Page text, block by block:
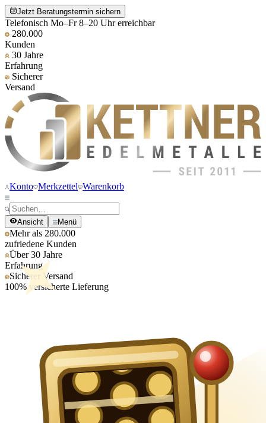
Jetzt Beratungstermin sichern
Telefonisch Mo–Fr 8–20 Uhr erreichbar
280.000
Kunden
30 Jahre
Erfahrung
Sicherer
Versand
Konto Merkzettel Warenkorb
Ansicht Menü
Mehr als 280.000
zufriedene Kunden
Über 30 Jahre
Erfahrung
Sicherer Versand
100% versicherte Lieferung